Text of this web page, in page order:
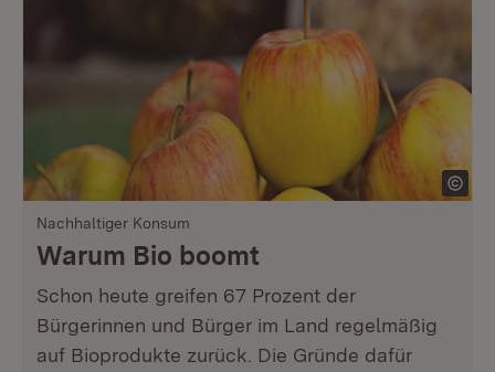
Nachhaltiger Konsum
Warum Bio boomt
Schon heute greifen 67 Prozent der
Bürgerinnen und Bürger im Land regelmäßig
auf Bioprodukte zurück. Die Gründe dafür